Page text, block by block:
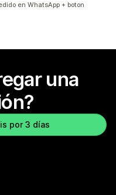
en WhatsApp + boton
una
por 3 días